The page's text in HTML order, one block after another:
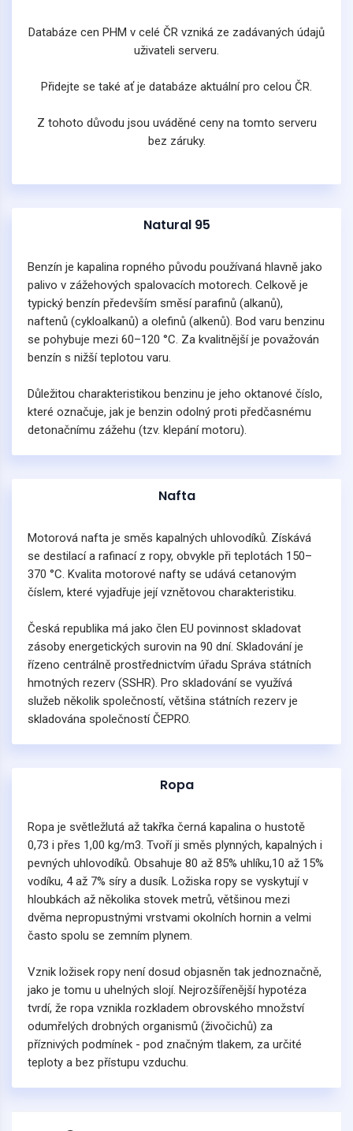
Databáze cen PHM v celé ČR vzniká ze zadávaných údajů
uživateli serveru.
Přidejte se také ať je databáze aktuální pro celou ČR.
Z tohoto důvodu jsou uváděné ceny na tomto serveru
bez záruky.
Natural 95
Benzín je kapalina ropného původu používaná hlavně jako
palivo v zážehových spalovacích motorech. Celkově je
typický benzín především směsí parafinů (alkanů),
naftenů (cykloalkanů) a olefinů (alkenů). Bod varu benzinu
se pohybuje mezi 60–120 °C. Za kvalitnější je považován
benzín s nižší teplotou varu.
Důležitou charakteristikou benzinu je jeho oktanové číslo,
které označuje, jak je benzin odolný proti předčasnému
detonačnímu zážehu (tzv. klepání motoru).
Nafta
Motorová nafta je směs kapalných uhlovodíků. Získává
se destilací a rafinací z ropy, obvykle při teplotách 150–
370 °C. Kvalita motorové nafty se udává cetanovým
číslem, které vyjadřuje její vznětovou charakteristiku.
Česká republika má jako člen EU povinnost skladovat
zásoby energetických surovin na 90 dní. Skladování je
řízeno centrálně prostřednictvím úřadu Správa státních
hmotných rezerv (SSHR). Pro skladování se využívá
služeb několik společností, většina státních rezerv je
skladována společností ČEPRO.
Ropa
Ropa je světležlutá až takřka černá kapalina o hustotě
0,73 i přes 1,00 kg/m3. Tvoří ji směs plynných, kapalných i
pevných uhlovodíků. Obsahuje 80 až 85% uhlíku,10 až 15%
vodíku, 4 až 7% síry a dusík. Ložiska ropy se vyskytují v
hloubkách až několika stovek metrů, většinou mezi
dvěma nepropustnými vrstvami okolních hornin a velmi
často spolu se zemním plynem.
Vznik ložisek ropy není dosud objasněn tak jednoznačně,
jako je tomu u uhelných slojí. Nejrozšířenější hypotéza
tvrdí, že ropa vznikla rozkladem obrovského množství
odumřelých drobných organismů (živočichů) za
příznivých podmínek - pod značným tlakem, za určité
teploty a bez přístupu vzduchu.